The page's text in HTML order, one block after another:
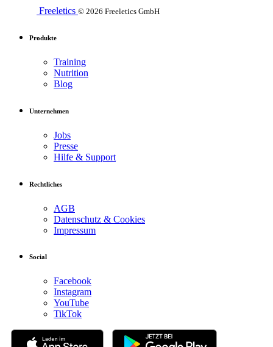
Freeletics © 2026 Freeletics GmbH
Produkte
Training
Nutrition
Blog
Unternehmen
Jobs
Presse
Hilfe & Support
Rechtliches
AGB
Datenschutz & Cookies
Impressum
Social
Facebook
Instagram
YouTube
TikTok